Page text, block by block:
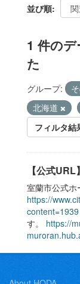
並び順
1 件の
た
グループ:
北海道
フィルタ結
【公式
室蘭市公式ホ
https://
content=1939
す。 https://